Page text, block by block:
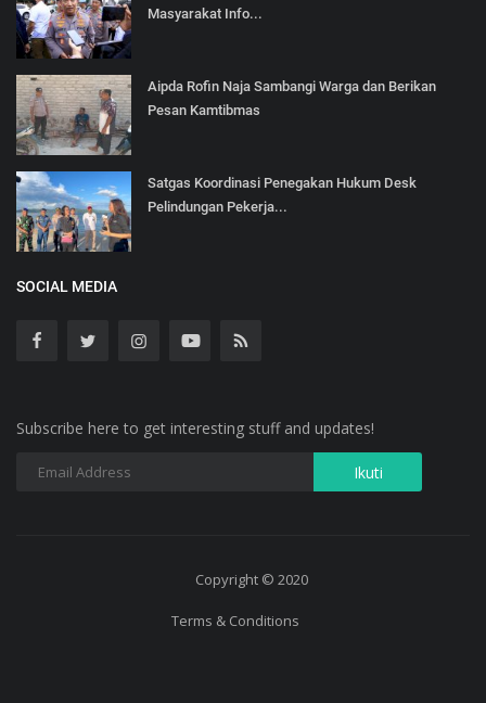
Masyarakat Info...
Aipda Rofin Naja Sambangi Warga dan Berikan
Pesan Kamtibmas
Satgas Koordinasi Penegakan Hukum Desk
Pelindungan Pekerja...
SOCIAL MEDIA
Subscribe here to get interesting stuff and updates!
Copyright © 2020
Terms & Conditions